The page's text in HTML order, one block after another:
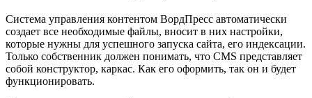
Система управления контентом ВордПресс автоматически
создает все необходимые файлы, вносит в них настройки,
которые нужны для успешного запуска сайта, его индексации.
Только собственник должен понимать, что CMS представляет
собой конструктор, каркас. Как его оформить, так он и будет
функционировать.